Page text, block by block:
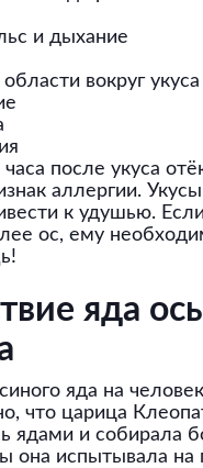
и дыхание
вокруг укуса
часа после укуса
аллергии.
к удушью.
ос, ему
яда
яда на
что царица
ядами и собирала
она испытывала на